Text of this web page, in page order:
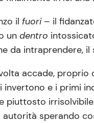
il fuori– il
un dentro
da intraprendere,
accade, proprio
invertono e i primi
piuttosto
sperando